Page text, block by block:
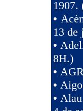
1907.
•
13 de
•
8H.)
•
•
•